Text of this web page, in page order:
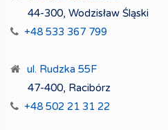
44-300, Wodzisław Śląski
+48 533 367 799
ul. Rudzka 55F
47-400, Racibórz
+48 502 21 31 22